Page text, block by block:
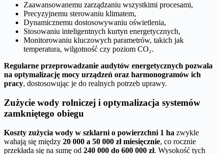
Zaawansowanemu zarządzaniu wszystkimi procesami,
Precyzyjnemu sterowaniu klimatem,
Dynamicznemu dostosowywaniu oświetlenia,
Stosowaniu inteligentnych kurtyn energetycznych,
Monitorowaniu kluczowych parametrów, takich jak
temperatura, wilgotność czy poziom CO₂.
Regularne przeprowadzanie audytów energetycznych pozwala
na optymalizację mocy urządzeń oraz harmonogramów ich
pracy, dostosowując je do realnych potrzeb uprawy.
Zużycie wody rolniczej i optymalizacja systemów
zamkniętego obiegu
Koszty zużycia wody w szklarni o powierzchni 1 ha zwykle
wahają się między 20 000 a 50 000 zł miesięcznie, co rocznie
przekłada się na sumę od 240 000 do 600 000 zł. Wysokość tych